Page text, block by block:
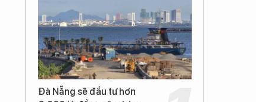
Đà Nẵng sẽ đầu tư hơn